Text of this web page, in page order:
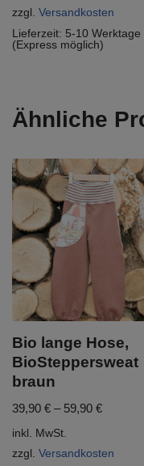
zzgl. Versandkosten
Lieferzeit: 5-10 Werktage
(Express möglich)
Ähnliche
Bio lange Hose,
BioSteppersweat
braun
39,90 € – 59,90 €
inkl. MwSt.
zzgl. Versandkosten